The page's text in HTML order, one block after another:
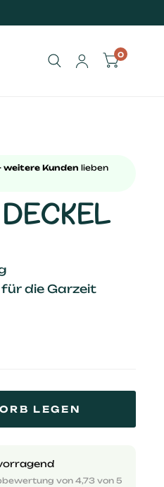
0
weitere Kunden lieben
die Garzeit
LEGEN
von 4,73 von 5